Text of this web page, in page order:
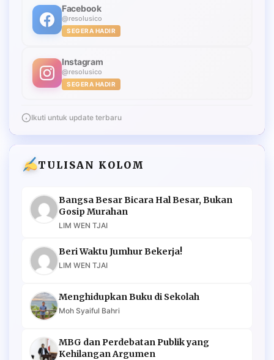
Facebook
@resolusico
SEGERA HADIR
Instagram
@resolusico
SEGERA HADIR
Ikuti untuk update terbaru
TULISAN KOLOM
Bangsa Besar Bicara Hal Besar, Bukan
Gosip Murahan
LIM WEN TJAI
Beri Waktu Jumhur Bekerja!
LIM WEN TJAI
Menghidupkan Buku di Sekolah
Moh Syaiful Bahri
MBG dan Perdebatan Publik yang
Kehilangan Argumen